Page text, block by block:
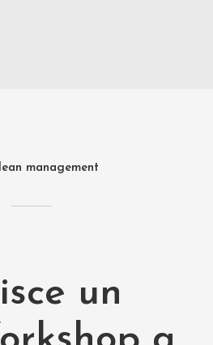
lean management
un